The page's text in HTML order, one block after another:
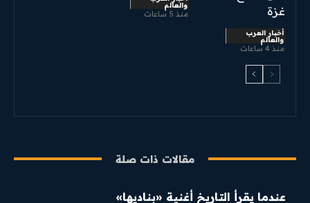
غزة
أخبار العرب
والعالم
منذ 4 ساعات
والعالم
منذ 5 ساعات
مقالات ذات صلة
عندما يقرأ التاريخ أغنية «بناديها»